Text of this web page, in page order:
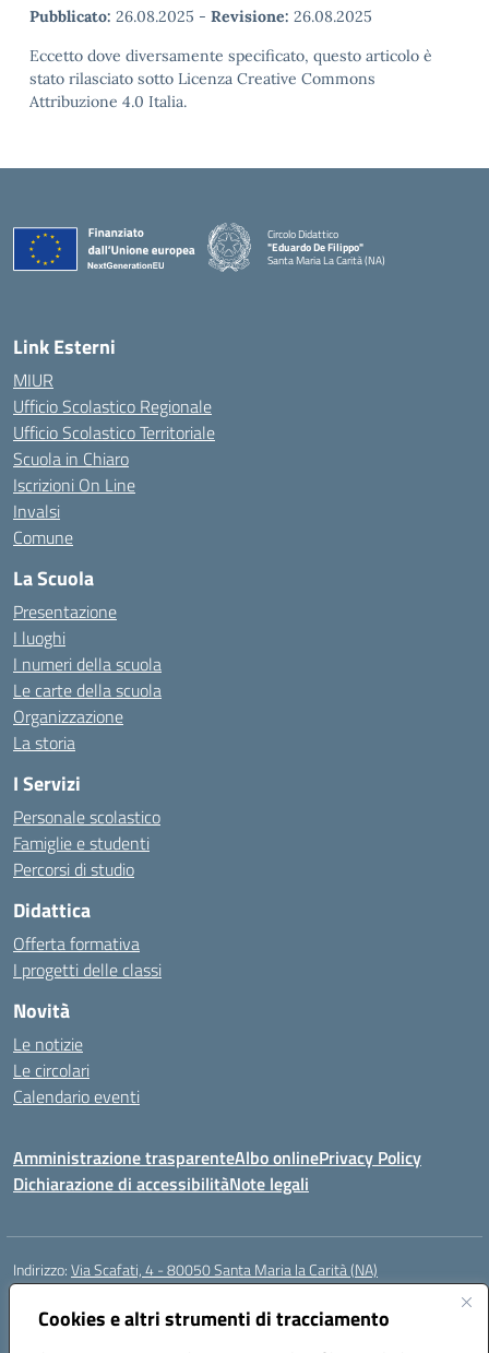
Cookies e altri strumenti di tracciamento
Pubblicato: 26.08.2025 - Revisione: 26.08.2025
Eccetto dove diversamente specificato, questo articolo è
stato rilasciato sotto Licenza Creative Commons
Attribuzione 4.0 Italia.
Circolo Didattico
"Eduardo De Filippo"
Santa Maria La Carità (NA)
Link Esterni
MIUR
Ufficio Scolastico Regionale
Ufficio Scolastico Territoriale
Scuola in Chiaro
Iscrizioni On Line
Invalsi
Comune
La Scuola
Presentazione
I luoghi
I numeri della scuola
Le carte della scuola
Organizzazione
La storia
I Servizi
Personale scolastico
Famiglie e studenti
Percorsi di studio
Didattica
Offerta formativa
I progetti delle classi
Novità
Le notizie
Le circolari
Calendario eventi
Amministrazione trasparenteAlbo onlinePrivacy Policy
Dichiarazione di accessibilitàNote legali
Indirizzo:Via Scafati, 4 - 80050 Santa Maria la Carità (NA)
Centralino:
Posta elettronica certificata (PEC):NAEE21900T@pec.istruzione.it